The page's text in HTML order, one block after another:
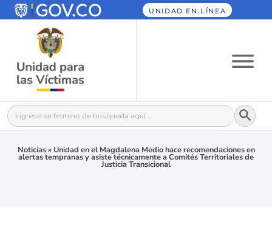
UNIDAD EN LÍNEA
Buscar: Botón
Noticias» Unidad en el Magdalena Medio hace recomendaciones en
alertas tempranas y asiste técnicamente a Comités Territoriales de
Justicia Transicional